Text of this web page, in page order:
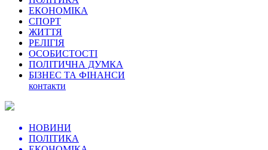
ЕКОНОМІКА
СПОРТ
ЖИТТЯ
РЕЛІГІЯ
ОСОБИСТОСТІ
ПОЛІТИЧНА ДУМКА
БІЗНЕС ТА ФІНАНСИ
контакти
НОВИНИ
ПОЛІТИКА